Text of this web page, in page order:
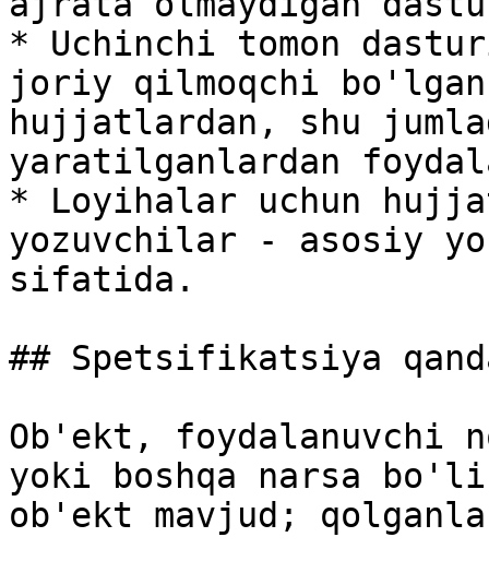
* Uchinchi tomon
joriy qilmoqchi
hujjatlardan, shu
yaratilganlardan
* Loyihalar uchun
yozuvchilar - asosiy
sifatida.
## Spetsifikatsiya
Ob'ekt, foydalanuvchi
yoki boshqa narsa
ob'ekt mavjud;